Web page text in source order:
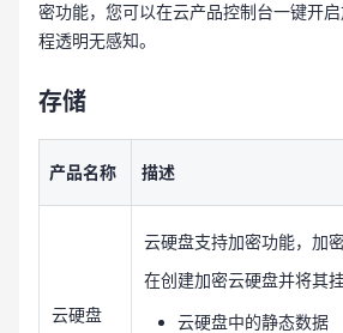
密功能，您可以在云产品控制台一键开
程透明无感知。
存储
产品名称 描述
云硬盘
云硬盘支持加密功能，加
在创建加密云硬盘并将其
云硬盘中的静态数据